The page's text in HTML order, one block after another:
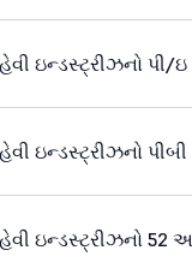
ઇન્ડસ્ટ્રીઝનો પી/ઇ
ઇન્ડસ્ટ્રીઝનો પીબી
ઇન્ડસ્ટ્રીઝનો 52